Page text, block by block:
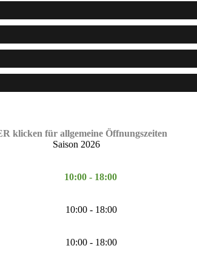
klicken für allgemeine Öffnungszeiten
Saison 2026
10:00 - 18:00
10:00 - 18:00
10:00 - 18:00